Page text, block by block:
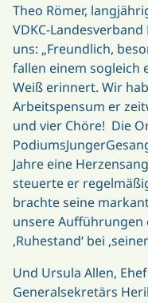
Theo Römer,
VDKC-
uns: „Freundlich,
fallen einem sogleich
Weiß erinnert. Wir
Arbeitspensum er
und vier Chöre! Die
Jahre eine
steuerte er
brachte seine
unsere Aufführungen
,Ruhestand‘ bei
Und Ursula Allen,
Generalsekretärs